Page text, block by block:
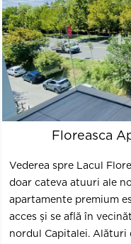
Floreasca
Vederea spre Lacul
doar cateva atuuri ale noului proiect rezidential. Imobilul de
apartamente premium
acces și se află în
nordul Capitalei. Alături